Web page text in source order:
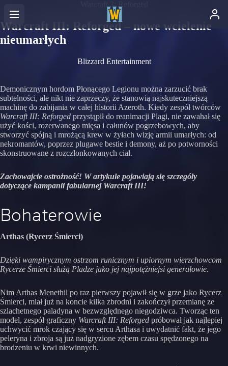
Warcraft III: Reforged – nowe wcielenie
nieumarłych
Blizzard Entertainment
Demonicznym hordom Płonącego Legionu można zarzucić brak
subtelności, ale nikt nie zaprzeczy, że stanowią najskuteczniejszą
machinę do zabijania w całej historii Azeroth. Kiedy zespół twórców
Warcraft III: Reforged przystąpił do reanimacji Plagi, nie zawahał się
użyć kości, rozerwanego mięsa i całunów pogrzebowych, aby
stworzyć spójną i mrożącą krew w żyłach wizję armii umarłych: od
nekromantów, poprzez plugawe bestie i demony, aż po potworności
skonstruowane z rozczłonkowanych ciał.
Zachowajcie ostrożność! W artykule pojawiają się szczegóły
dotyczące kampanii fabularnej Warcraft III!
Bohaterowie
Arthas (Rycerz Śmierci)
Dzięki wampirycznym ostrzom runicznym i upiornym wierzchowcom
Rycerze Śmierci służą Pladze jako jej najpotężniejsi generałowie.
Nim Arthas Menethil po raz pierwszy pojawił się w grze jako Rycerz
Śmierci, miał już na koncie kilka zbrodni i zakończył przemianę ze
szlachetnego paladyna w bezwzględnego niegodziwca. Tworząc ten
model, zespół graficzny Warcraft III: Reforged próbował jak najlepiej
uchwycić mrok czający się w sercu Arthasa i uwydatnić fakt, że jego
peleryna i zbroja są już nadgryzione zębem czasu spędzonego na
brodzeniu w krwi niewinnych.